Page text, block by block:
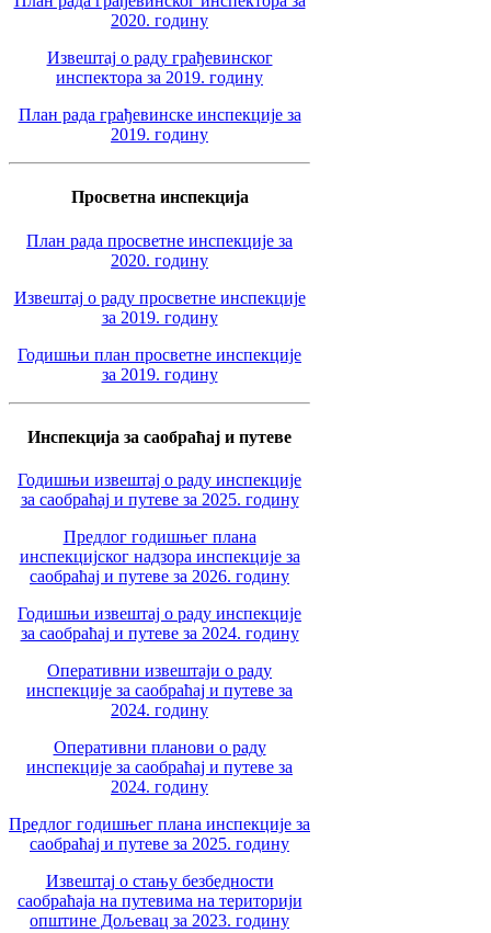
2020. годину
Извештај о раду грађевинског
инспектора за 2019. годину
План рада грађевинске инспекције за
2019. годину
Просветна инспекција
План рада просветне инспекције за
2020. годину
Извештај о раду просветне инспекције
за 2019. годину
Годишњи план просветне инспекције
за 2019. годину
Инспекција за саобраћај и путеве
Годишњи извештај о раду инспекције
за саобраћај и путеве за 2025. годину
Предлог годишњег плана
инспекцијског надзора инспекције за
саобраћај и путеве за 2026. годину
Годишњи извештај о раду инспекције
за саобраћај и путеве за 2024. годину
Оперативни извештаји о раду
инспекције за саобраћај и путеве за
2024. годину
Оперативни планови о раду
инспекције за саобраћај и путеве за
2024. годину
Предлог годишњег плана инспекције за
саобраћај и путеве за 2025. годину
Извештај о стању безбедности
саобраћаја на путевима на територији
општине Дољевац за 2023. годину